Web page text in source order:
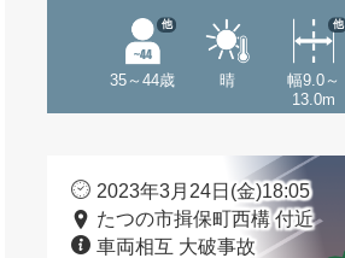
35～44歳
他
晴
幅9.0～
13.0m
他
2023年3月24日(金)18:05
たつの市揖保町西構 付近
車両相互 大破事故